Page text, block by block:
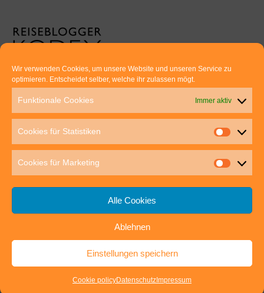
Wir verwenden Cookies, um unsere Website und unseren Service zu
optimieren. Entscheidet selber, welche ihr zulassen mögt.
Funktionale Cookies Immer aktiv
Cookies für Statistiken
Cookies für Marketing
Alle Cookies
Ablehnen
Einstellungen speichern
Cookie policyDatenschutz Impressum
Euer direkter Draht zu uns:
Thomas Rathay und Silke Rommel
70563 Stuttgart
post@outdoor-hochgenuss.de
IMPRESSUM DATENSCHUTZ
outdoor-hochgenuss.de| Präsentiert vonMantra&WordPress.